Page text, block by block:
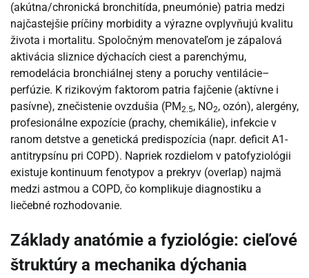
(akútna/chronická bronchitída, pneumónie) patria medzi
najčastejšie príčiny morbidity a výrazne ovplyvňujú kvalitu
života i mortalitu. Spoločným menovateľom je zápalová
aktivácia sliznice dýchacích ciest a parenchýmu,
remodelácia bronchiálnej steny a poruchy ventilácie–
perfúzie. K rizikovým faktorom patria fajčenie (aktívne i
pasívne), znečistenie ovzdušia (PM2.5, NO2, ozón), alergény,
profesionálne expozície (prachy, chemikálie), infekcie v
ranom detstve a genetická predispozícia (napr. deficit A1-
antitrypsínu pri COPD). Napriek rozdielom v patofyziológii
existuje kontinuum fenotypov a prekryv (overlap) najmä
medzi astmou a COPD, čo komplikuje diagnostiku a
liečebné rozhodovanie.
Základy anatómie a fyziológie: cieľové
štruktúry a mechanika dýchania